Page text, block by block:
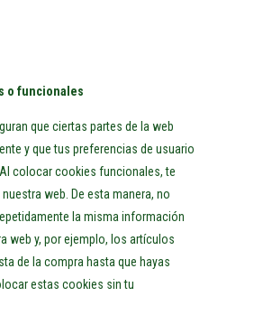
o funcionales
que ciertas partes de la web
y que tus preferencias de usuario
colocar cookies funcionales, te
web. De esta manera, no
la misma información
web y, por ejemplo, los artículos
de la compra hasta que hayas
estas cookies sin tu